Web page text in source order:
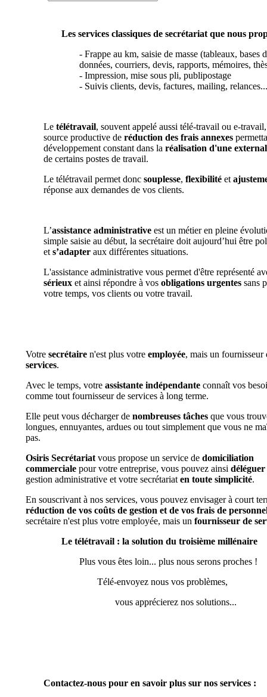
Les services classiques de secrétariat que nous
- Frappe au km, saisie de masse (tableaux, bases
données, courriers, devis, rapports, mémoires,
- Impression, mise sous pli, publipostage
- Suivis clients, devis, factures, mailing, relances...
Le télétravail, souvent appelé aussi télé-travail ou e-
source productive de réduction des frais annexes
développement constant dans la réalisation d'une
de certains postes de travail.
Le télétravail permet donc souplesse, flexibilité et
réponse aux demandes de vos clients.
L’assistance administrative est un métier en pleine
simple saisie au début, la secrétaire doit aujourd’hui être
et s’adapter aux différentes situations.
L'assistance administrative vous permet d'être représenté
sérieux et ainsi répondre à vos obligations urgentes sans
votre temps, vos clients ou votre travail.
Votre secrétaire n'est plus votre employée, mais un fournisseur
services.
Avec le temps, votre assistante indépendante connaît vos
comme tout fournisseur de services à long terme.
Elle peut vous décharger de nombreuses tâches que vous
longues, ennuyantes, ardues ou tout simplement que vous ne
pas.
Osiris Secrétariat vous propose un service de domiciliation
commerciale pour votre entreprise, vous pouvez ainsi déléguer
gestion administrative et votre secrétariat en toute simplicité.
En souscrivant à nos services, vous pouvez envisager à court
réduction de vos coûts de gestion et de vos frais de
secrétaire n'est plus votre employée, mais un fournisseur de
Le télétravail : la solution du troisième millénaire
Plus vous êtes loin... plus nous serons proches !
Télé-envoyez nous vos problèmes,
vous apprécierez nos solutions...
Contactez-nous pour en savoir plus sur nos services :